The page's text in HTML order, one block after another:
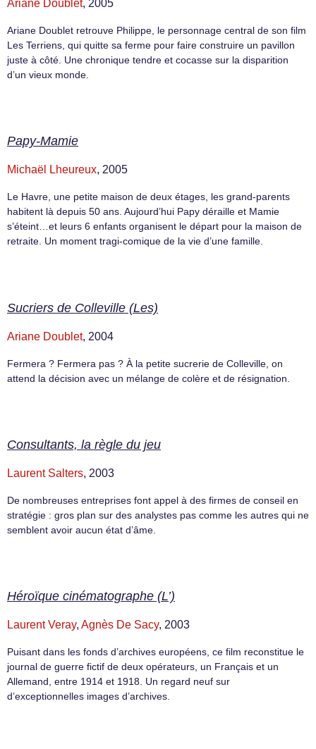
Ariane Doublet, 2005
Ariane Doublet retrouve Philippe, le personnage central de son film
Les Terriens, qui quitte sa ferme pour faire construire un pavillon
juste à côté. Une chronique tendre et cocasse sur la disparition
d’un vieux monde.
Papy-Mamie
Michaël Lheureux, 2005
Le Havre, une petite maison de deux étages, les grand-parents
habitent là depuis 50 ans. Aujourd’hui Papy déraille et Mamie
s’éteint…et leurs 6 enfants organisent le départ pour la maison de
retraite. Un moment tragi-comique de la vie d’une famille.
Sucriers de Colleville (Les)
Ariane Doublet, 2004
Fermera ? Fermera pas ? À la petite sucrerie de Colleville, on
attend la décision avec un mélange de colère et de résignation.
Consultants, la règle du jeu
Laurent Salters, 2003
De nombreuses entreprises font appel à des firmes de conseil en
stratégie : gros plan sur des analystes pas comme les autres qui ne
semblent avoir aucun état d’âme.
Héroïque cinématographe (L’)
Laurent Veray, Agnès De Sacy, 2003
Puisant dans les fonds d’archives européens, ce film reconstitue le
journal de guerre fictif de deux opérateurs, un Français et un
Allemand, entre 1914 et 1918. Un regard neuf sur
d’exceptionnelles images d’archives.